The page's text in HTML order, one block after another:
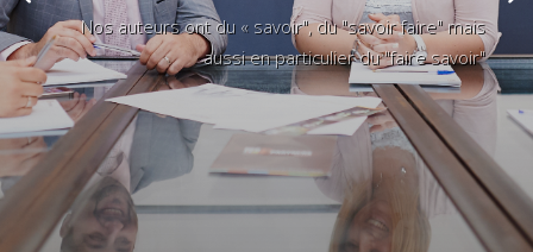
Nos auteurs ont du « savoir", du "savoir faire" mais
aussi en particulier du "faire savoir"